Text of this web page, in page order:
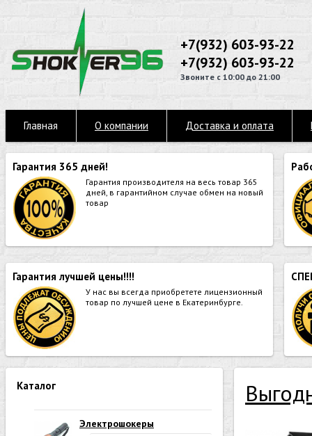
+7(932) 603-93-22
+7(932) 603-93-22
Звоните с 10:00 до 21:00
Главная О компании Доставка и оплата
Гарантия 365 дней!
Гарантия производителя на весь товар 365
дней, в гарантийном случае обмен на новый
товар
Гарантия лучшей цены!!!!
У нас вы всегда приобретете лицензионный
товар по лучшей цене в Екатеринбурге.
Каталог
Электрошокеры